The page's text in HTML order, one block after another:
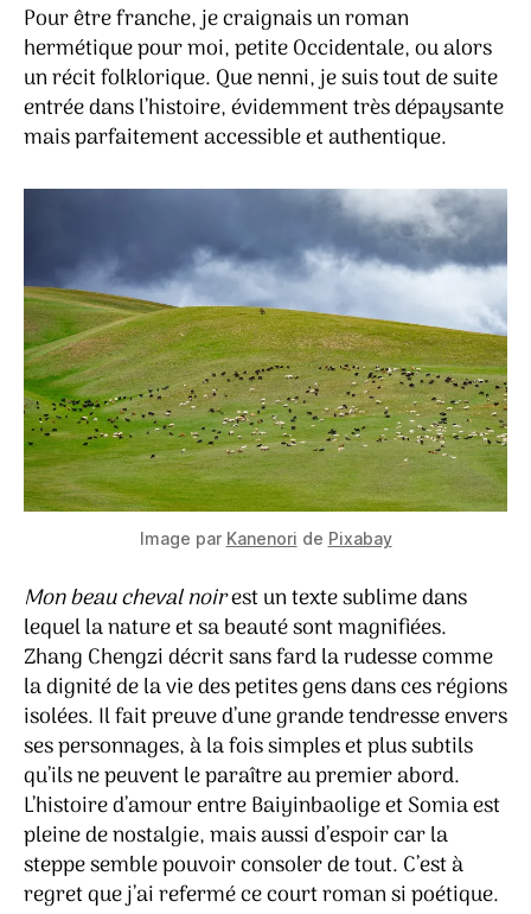
Pour être franche, je craignais un roman
hermétique pour moi, petite Occidentale, ou alors
un récit folklorique. Que nenni, je suis tout de suite
entrée dans l’histoire, évidemment très dépaysante
mais parfaitement accessible et authentique.
Image par Kanenori de Pixabay
Mon beau cheval noirest un texte sublime dans
lequel la nature et sa beauté sont magnifiées.
Zhang Chengzi décrit sans fard la rudesse comme
la dignité de la vie des petites gens dans ces régions
isolées. Il fait preuve d’une grande tendresse envers
ses personnages, à la fois simples et plus subtils
qu’ils ne peuvent le paraître au premier abord.
L’histoire d’amour entre Baiyinbaolige et Somia est
pleine de nostalgie, mais aussi d’espoir car la
steppe semble pouvoir consoler de tout. C’est à
regret que j’ai refermé ce court roman si poétique.